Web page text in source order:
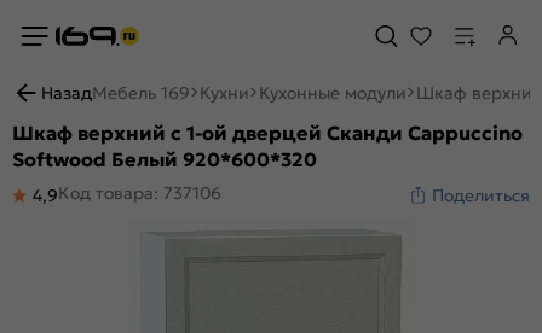
НазадМебель 169 Кухни Кухонные модули Шкаф
Шкаф верхний с 1-ой дверцей Сканди Cappuccino
Softwood Белый 920*600*320
4,9Код товара: 737106 Поделиться